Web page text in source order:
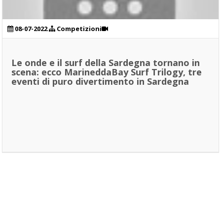
08-07-2022 Competizioni
Le onde e il surf della Sardegna tornano in
scena: ecco MarineddaBay Surf Trilogy, tre
eventi di puro divertimento in Sardegna